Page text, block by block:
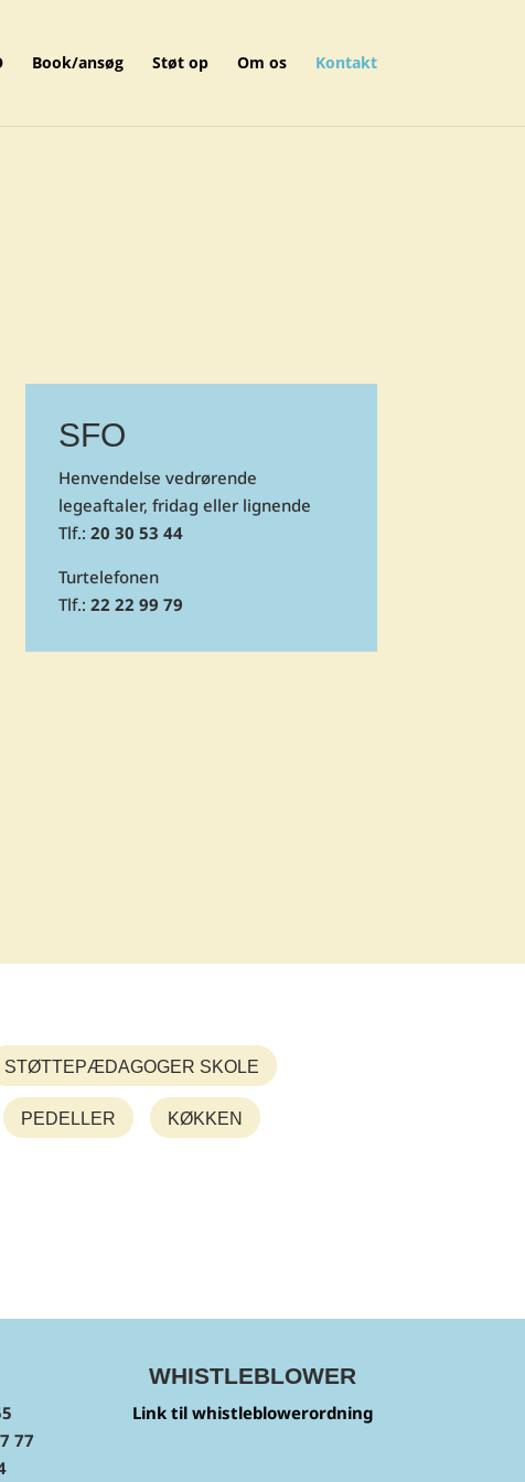
Book/ansøg Støt op Om os Kontakt
SFO
Henvendelse vedrørende
legeaftaler, fridag eller lignende
Tlf.: 20 30 53 44
Turtelefonen
Tlf.: 22 22 99 79
STØTTEPÆDAGOGER SKOLE
PEDELLER KØKKEN
77
WHISTLEBLOWER
Link til whistleblowerordning